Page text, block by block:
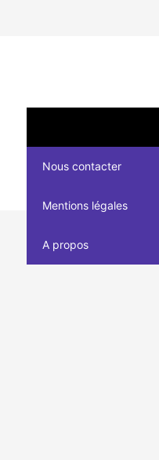
Nous contacter
Mentions légales
A propos